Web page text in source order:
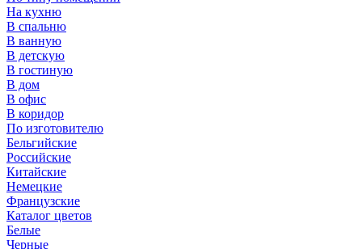
На кухню
В спальню
В ванную
В детскую
В гостиную
В дом
В офис
В коридор
По изготовителю
Бельгийские
Российские
Китайские
Немецкие
Французские
Каталог цветов
Белые
Черные